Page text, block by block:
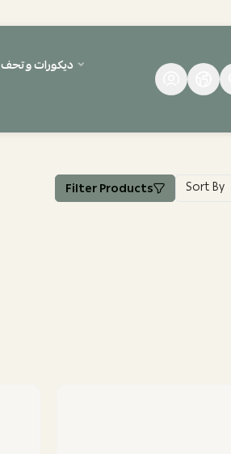
ديكورات وتحف
Filter Products